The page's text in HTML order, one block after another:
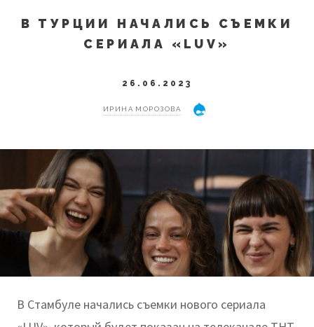
В ТУРЦИИ НАЧАЛИСЬ СЪЕМКИ
СЕРИАЛА «LUV»
26.06.2023
ИРИНА МОРОЗОВА
В Стамбуле начались съемки нового сериала